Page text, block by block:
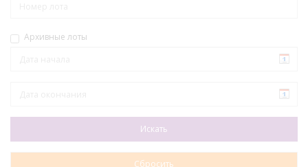
Архивные лоты